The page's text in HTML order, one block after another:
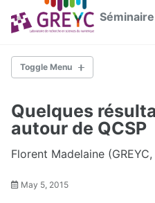
navigation
Toggle Menu
ARCHIVES PAR ANNÉE
2024-2025
2022-2023
Quelques
autour de QCSP
Florent Madelaine (GREYC,
May 5, 2015